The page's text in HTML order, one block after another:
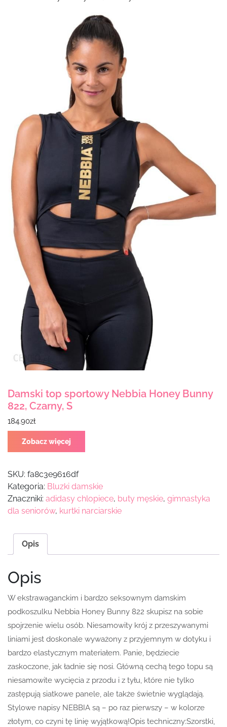
Damski top sportowy Nebbia Honey Bunny
822, Czarny, S
184.90zł
Zobacz więcej
SKU: fa8c3e9616df
Kategoria: Bluzki damskie
Znaczniki: adidasy chlopiece, buty męskie, gimnastyka
dla seniorów, kurtki narciarskie
Opis
Opis
W ekstrawaganckim i bardzo seksownym damskim
podkoszulku Nebbia Honey Bunny 822 skupisz na sobie
spojrzenie wielu osób. Niesamowity krój z przeszywanymi
liniami jest doskonale wyważony z przyjemnym w dotyku i
bardzo elastycznym materiałem. Panie, będziecie
zaskoczone, jak ładnie się nosi. Główną cechą tego topu są
niesamowite wycięcia z przodu i z tyłu, które nie tylko
zastępują siatkowe panele, ale także świetnie wyglądają.
Stylowe napisy NEBBIA są – po raz pierwszy – w kolorze
złotym, co czyni tę linię wyjątkową!Opis techniczny:Szorstki,